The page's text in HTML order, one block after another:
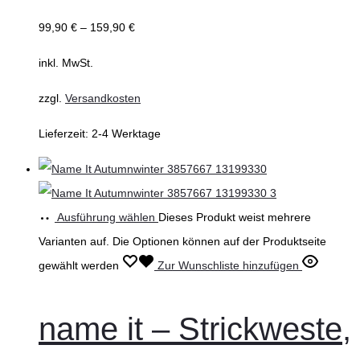
99,90 € – 159,90 €
inkl. MwSt.
zzgl. Versandkosten
Lieferzeit: 2-4 Werktage
Ausführung wählen Dieses Produkt weist mehrere
Varianten auf. Die Optionen können auf der Produktseite
gewählt werden
Zur Wunschliste hinzufügen
name it – Strickweste,